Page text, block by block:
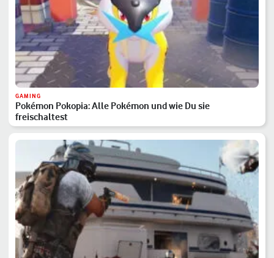
GAMING
Pokémon Pokopia: Alle Pokémon und wie Du sie
freischaltest